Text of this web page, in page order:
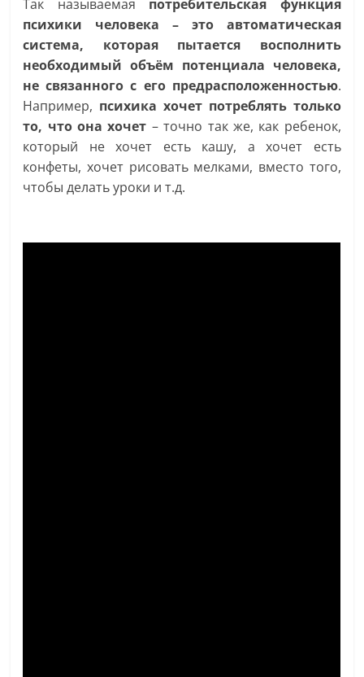
Так называемая потребительская функция
психики человека – это автоматическая
система, которая пытается восполнить
необходимый объём потенциала человека,
не связанного с его предрасположенностью.
Например, психика хочет потреблять только
то, что она хочет – точно так же, как ребенок,
который не хочет есть кашу, а хочет есть
конфеты, хочет рисовать мелками, вместо того,
чтобы делать уроки и т.д.